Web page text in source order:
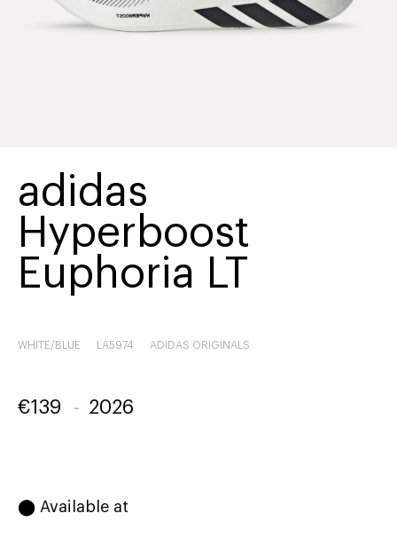
adidas
Hyperboost
Euphoria LT
WHITE/BLUE LA5974 ADIDAS ORIGINALS
€139 - 2026
⬤ Available at